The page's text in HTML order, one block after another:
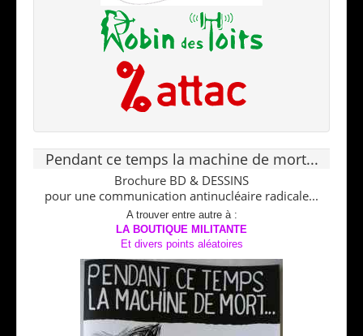
Pendant ce temps la machine de mort...
Brochure BD & DESSINS
pour une communication antinucléaire radicale...
A trouver entre autre à :
LA BOUTIQUE MILITANTE
Et divers points aléatoires